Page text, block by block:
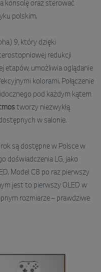
konsolę oraz sterować
polskim.
9, który dzięki
redukcji
etapów, umożliwia oglądanie
kolorami. Połączenie
pod każdym kątem
tworzy niezwykłą
w salonie.
są dostępne w Polsce w
doświadczenia LG, jako
Model C8 po raz pierwszy
jest to pierwszy OLED w
rozmiarze – prawdziwe